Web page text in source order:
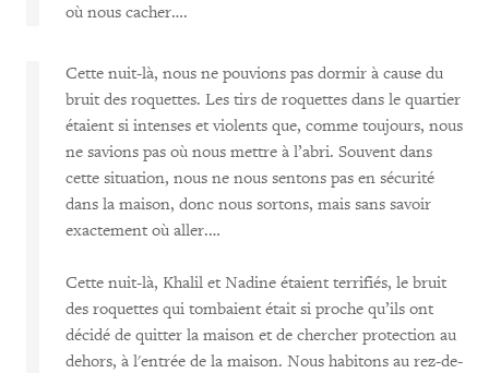
où nous cacher….
Cette nuit-là, nous ne pouvions pas dormir à cause du
bruit des roquettes. Les tirs de roquettes dans le quartier
étaient si intenses et violents que, comme toujours, nous
ne savions pas où nous mettre à l’abri. Souvent dans
cette situation, nous ne nous sentons pas en sécurité
dans la maison, donc nous sortons, mais sans savoir
exactement où aller.…
Cette nuit-là, Khalil et Nadine étaient terrifiés, le bruit
des roquettes qui tombaient était si proche qu’ils ont
décidé de quitter la maison et de chercher protection au
dehors, à l'entrée de la maison. Nous habitons au rez-de-